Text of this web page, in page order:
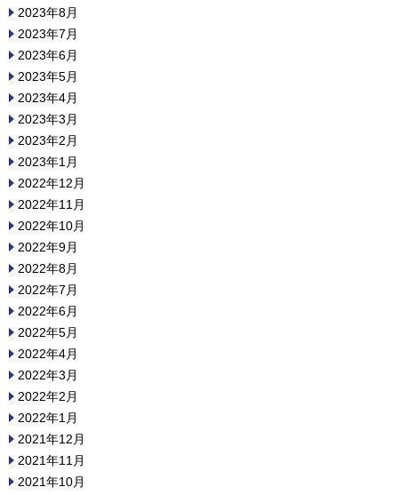
2023年8月
2023年7月
2023年6月
2023年5月
2023年4月
2023年3月
2023年2月
2023年1月
2022年12月
2022年11月
2022年10月
2022年9月
2022年8月
2022年7月
2022年6月
2022年5月
2022年4月
2022年3月
2022年2月
2022年1月
2021年12月
2021年11月
2021年10月